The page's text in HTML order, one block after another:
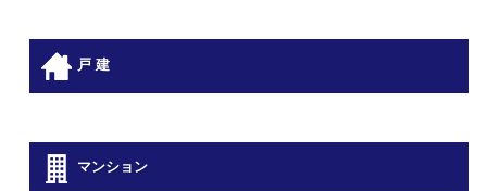
戸 建
マンション